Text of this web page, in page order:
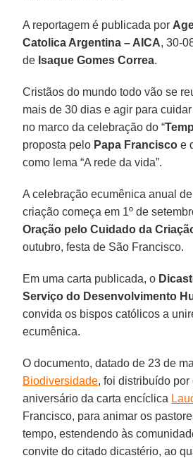
A reportagem é publicada por
Catolica Argentina – AICA, 30-
de Isaque Gomes Correa.
Cristãos do mundo todo vão se
mais de 30 dias e agir para
no marco da celebração do “
proposta pelo Papa Francisco e
como lema “A rede da vida”.
A celebração ecumênica anual
criação começa em 1º de
Oração pelo Cuidado da
outubro, festa de São Francisco.
Em uma carta publicada, o
Serviço do Desenvolvimento
convida os bispos católicos a
ecumênica.
O documento, datado de 23 de
Biodiversidade, foi distribuído por
aniversário da carta encíclica
Francisco, para animar os
tempo, estendendo às
convite do citado dicastério, ao